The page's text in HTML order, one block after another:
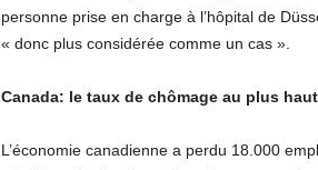
personne prise en charge à l’hôpital de
« donc plus considérée comme un cas ».
Canada: le taux de chômage au plus
L’économie canadienne a perdu 18.000